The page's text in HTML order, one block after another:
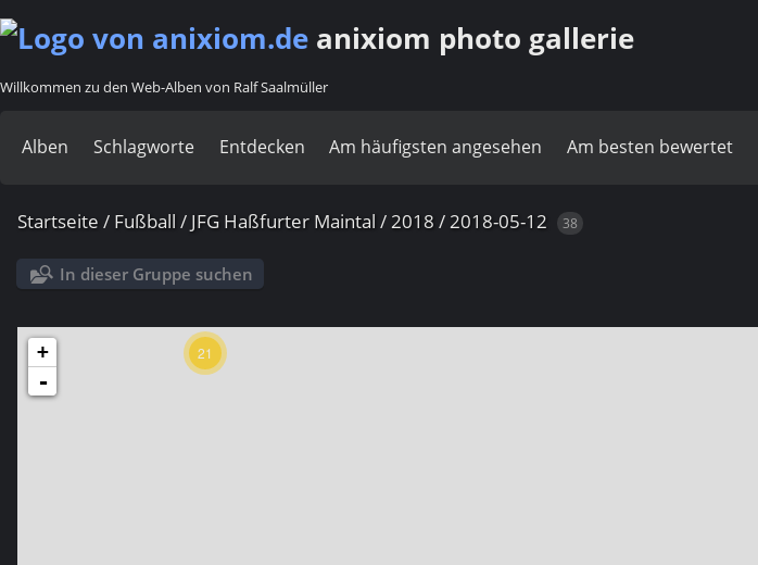
anixiom photo gallerie
Willkommen zu den Web-Alben von Ralf Saalmüller
Alben Schlagworte Entdecken Am häufigsten angesehen Am besten bewertet
Startseite / Fußball / JFG Haßfurter Maintal /2018 /2018-05-12 38
In dieser Gruppe suchen
21
+
-